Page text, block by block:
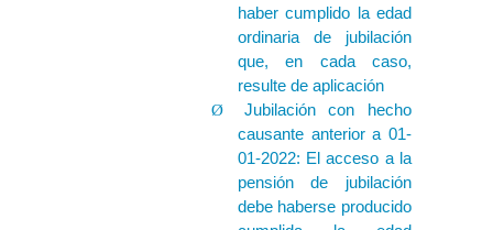
haber cumplido la edad
ordinaria de jubilación
que, en cada caso,
resulte de aplicación
Ø
Jubilación con hecho
causante anterior a 01-
01-2022: El acceso a la
pensión de jubilación
debe haberse producido